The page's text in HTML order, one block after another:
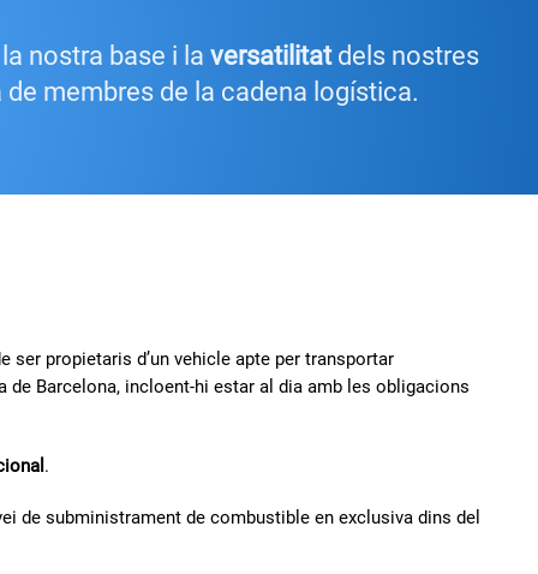
nostra base i la versatilitatdels nostres
membres de la cadena logística.
ser propietaris d’un vehicle apte per transportar
Barcelona, incloent-hi estar al dia amb les obligacions
.
de subministrament de combustible en exclusiva dins del